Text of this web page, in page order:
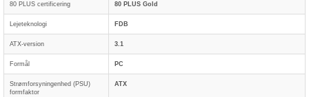
80 PLUS certificering 80 PLUS Gold
Lejeteknologi FDB
ATX-version 3.1
Formål PC
Strømforsyningenhed (PSU)
formfaktor
ATX